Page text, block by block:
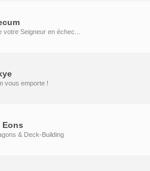
votre Seigneur en échec...
vous emporte !
Eons
& Deck-Building